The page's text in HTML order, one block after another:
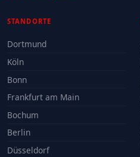
STANDORTE
Dortmund
Köln
Bonn
Frankfurt am Main
Bochum
Berlin
Düsseldorf